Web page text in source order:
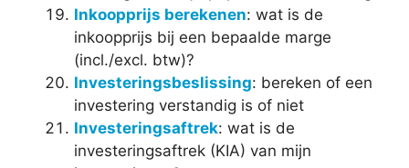
Inkoopprijs berekenen: wat is de
inkoopprijs bij een bepaalde marge
(incl./excl. btw)?
Investeringsbeslissing: bereken of een
investering verstandig is of niet
Investeringsaftrek: wat is de
investeringsaftrek (KIA) van mijn